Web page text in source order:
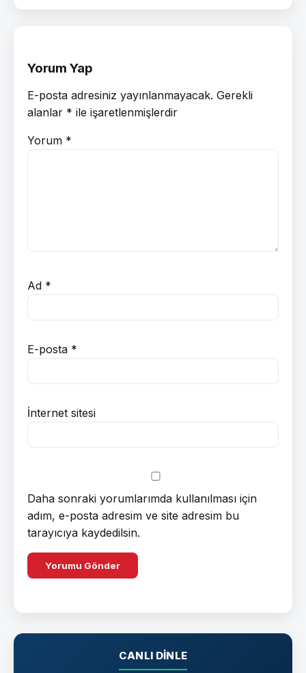
Yorum Yap
E-posta adresiniz yayınlanmayacak. Gerekli
alanlar * ile işaretlenmişlerdir
Yorum *
Ad *
E-posta *
İnternet sitesi
Daha sonraki yorumlarımda kullanılması için
adım, e-posta adresim ve site adresim bu
tarayıcıya kaydedilsin.
CANLI DINLE